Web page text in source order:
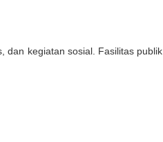
dan kegiatan sosial. Fasilitas publik